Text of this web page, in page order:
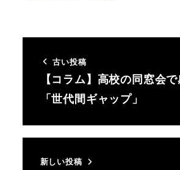
古い投稿
【コラム】高校の同窓会
「世代間ギャップ」
新しい投稿